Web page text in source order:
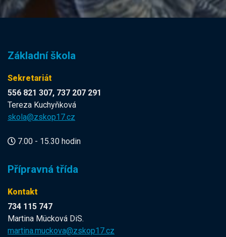
Základní škola
Sekretariát
556 821 307, 737 207 291
Tereza Kuchyňková
skola@zskop17.cz
7.00 - 15.30 hodin
Přípravná třída
Kontakt
734 115 747
Martina Mücková DiS.
martina.muckova@zskop17.cz